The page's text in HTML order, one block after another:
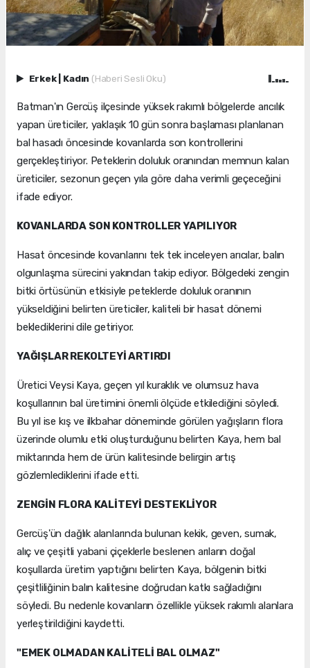
Erkek Kadın (Haberi Sesli Oku)
Batman'ın Gercüş ilçesinde yüksek rakımlı bölgelerde arıcılık
yapan üreticiler, yaklaşık 10 gün sonra başlaması planlanan
bal hasadı öncesinde kovanlarda son kontrollerini
gerçekleştiriyor. Peteklerin doluluk oranından memnun kalan
üreticiler, sezonun geçen yıla göre daha verimli geçeceğini
ifade ediyor.
KOVANLARDA SON KONTROLLER YAPILIYOR
Hasat öncesinde kovanlarını tek tek inceleyen arıcılar, balın
olgunlaşma sürecini yakından takip ediyor. Bölgedeki zengin
bitki örtüsünün etkisiyle peteklerde doluluk oranının
yükseldiğini belirten üreticiler, kaliteli bir hasat dönemi
beklediklerini dile getiriyor.
YAĞIŞLAR REKOLTEYİ ARTIRDI
Üretici Veysi Kaya, geçen yıl kuraklık ve olumsuz hava
koşullarının bal üretimini önemli ölçüde etkilediğini söyledi.
Bu yıl ise kış ve ilkbahar döneminde görülen yağışların flora
üzerinde olumlu etki oluşturduğunu belirten Kaya, hem bal
miktarında hem de ürün kalitesinde belirgin artış
gözlemlediklerini ifade etti.
ZENGİN FLORA KALİTEYİ DESTEKLİYOR
Gercüş'ün dağlık alanlarında bulunan kekik, geven, sumak,
alıç ve çeşitli yabani çiçeklerle beslenen arıların doğal
koşullarda üretim yaptığını belirten Kaya, bölgenin bitki
çeşitliliğinin balın kalitesine doğrudan katkı sağladığını
söyledi. Bu nedenle kovanların özellikle yüksek rakımlı alanlara
yerleştirildiğini kaydetti.
"EMEK OLMADAN KALİTELİ BAL OLMAZ"